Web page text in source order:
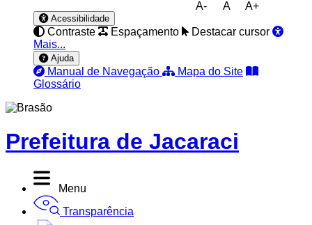
A- A A+
Acessibilidade
Contraste Espaçamento
Destacar cursor
Mais...
Ajuda
Manual de Navegação
Mapa do Site
Glossário
Prefeitura de Jacaraci
Menu
Transparência